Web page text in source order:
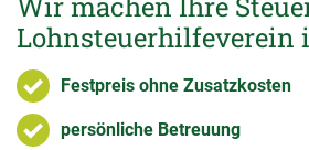
Lohnsteuerhilfeverein
Festpreis ohne Zusatzkosten
persönliche Betreuung